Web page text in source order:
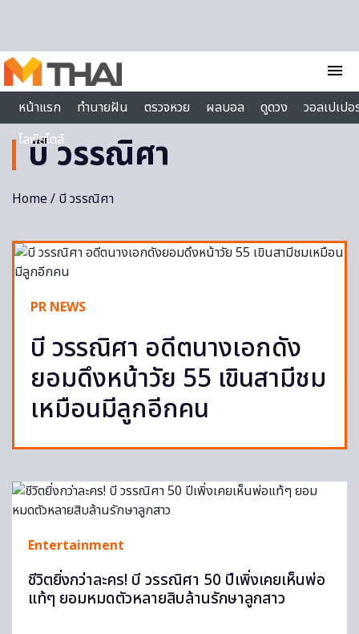
menu
หน้าแรก
ทำนายฝัน ตรวจหวย ผลบอล ดูดวง
วอลเปเป
ไลฟ์สไตล์
บี วรรณิศา
Home/ บี วรรณิศา
PR NEWS
บี วรรณิศา อดีตนางเอกดัง
ยอมดึงหน้าวัย 55 เขินสามีชม
เหมือนมีลูกอีกคน
Entertainment
ชีวิตยิ่งกว่าละคร! บี วรรณิศา 50 ปีเพิ่งเคยเห็นพ่อ
แท้ๆ ยอมหมดตัวหลายสิบล้านรักษาลูกสาว